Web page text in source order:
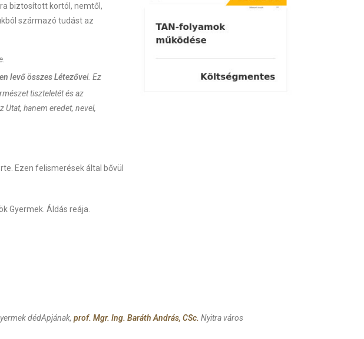
biztosított kortól, nemtől,
származó tudást az
levő összes Létezővel. Ez
tiszteletét és az
Utat, hanem eredet, nevel,
Ezen felismerések által bővül
Gyermek. Áldás reája.
dédApjának, prof. Mgr. Ing. Baráth András, CSc. Nyitra város